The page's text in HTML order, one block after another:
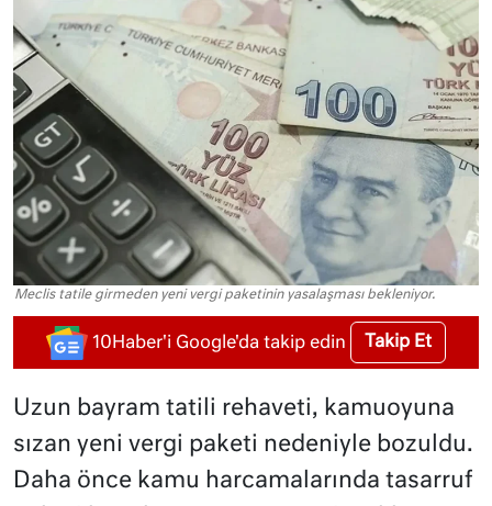
Meclis tatile girmeden yeni vergi paketinin yasalaşması bekleniyor.
10Haber'i Google'da takip edin Takip Et
Uzun bayram tatili rehaveti, kamuoyuna
sızan yeni vergi paketi nedeniyle bozuldu.
Daha önce kamu harcamalarında tasarruf